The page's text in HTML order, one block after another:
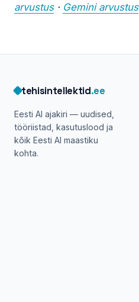
arvustus· Gemini arvustus
tehisintellektid.ee
Eesti AI ajakiri — uudised,
tööriistad, kasutuslood ja
kõik Eesti AI maastiku
kohta.